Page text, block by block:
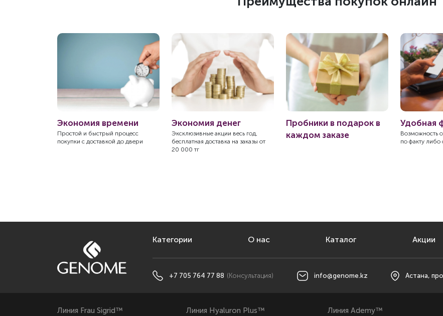
Экономия времени
Простой и быстрый процесс
покупки с доставкой до двери
Экономия денег
Эксклюзивные акции весь год,
бесплатная доставка на заказы от
20 000 тг
Пробники в подарок в
каждом заказе
Удобная
Возможность
по факту либо
Категории О нас Каталог Акции
+7 705 764 77 88 (Консультация) info@genome.kz Астана,
Линия Frau Sigrid™ Линия Hyaluron Plus™ Линия Ademy™